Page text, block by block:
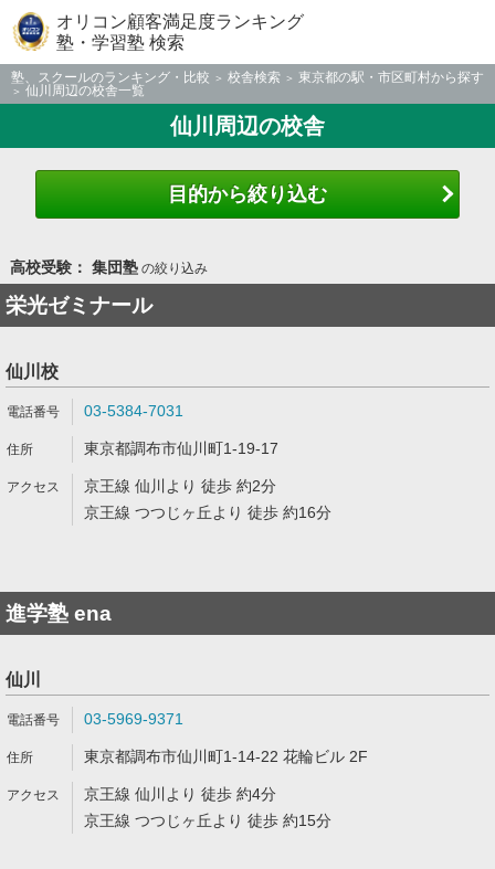
オリコン顧客満足度ランキング
塾・学習塾 検索
塾、スクールのランキング・比較 校舎検索
東京都の駅・市区町村から探す
仙川周辺の校舎一覧
仙川周辺の校舎
目的から絞り込む
高校受験： 集団塾の絞り込み
栄光ゼミナール
仙川校
03-5384-7031
東京都調布市仙川町1-19-17
京王線 仙川より 徒歩 約2分
京王線 つつじヶ丘より 徒歩 約16分
進学塾 ena
仙川
03-5969-9371
東京都調布市仙川町1-14-22 花輪ビル 2F
京王線 仙川より 徒歩 約4分
京王線 つつじヶ丘より 徒歩 約15分